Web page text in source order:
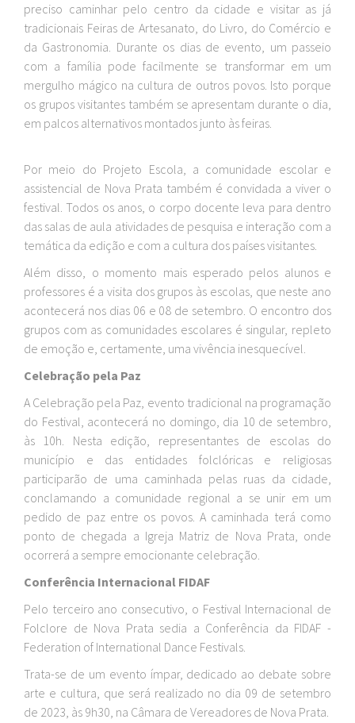
preciso caminhar pelo centro da cidade e visitar as já
tradicionais Feiras de Artesanato, do Livro, do Comércio e
da Gastronomia. Durante os dias de evento, um passeio
com a família pode facilmente se transformar em um
mergulho mágico na cultura de outros povos. Isto porque
os grupos visitantes também se apresentam durante o dia,
em palcos alternativos montados junto às feiras.
Por meio do Projeto Escola, a comunidade escolar e
assistencial de Nova Prata também é convidada a viver o
festival. Todos os anos, o corpo docente leva para dentro
das salas de aula atividades de pesquisa e interação com a
temática da edição e com a cultura dos países visitantes.
Além disso, o momento mais esperado pelos alunos e
professores é a visita dos grupos às escolas, que neste ano
acontecerá nos dias 06 e 08 de setembro. O encontro dos
grupos com as comunidades escolares é singular, repleto
de emoção e, certamente, uma vivência inesquecível.
Celebração pela Paz
A Celebração pela Paz, evento tradicional na programação
do Festival, acontecerá no domingo, dia 10 de setembro,
às 10h. Nesta edição, representantes de escolas do
município e das entidades folclóricas e religiosas
participarão de uma caminhada pelas ruas da cidade,
conclamando a comunidade regional a se unir em um
pedido de paz entre os povos. A caminhada terá como
ponto de chegada a Igreja Matriz de Nova Prata, onde
ocorrerá a sempre emocionante celebração.
Conferência Internacional FIDAF
Pelo terceiro ano consecutivo, o Festival Internacional de
Folclore de Nova Prata sedia a Conferência da FIDAF -
Federation of International Dance Festivals.
Trata-se de um evento ímpar, dedicado ao debate sobre
arte e cultura, que será realizado no dia 09 de setembro
de 2023, às 9h30, na Câmara de Vereadores de Nova Prata.